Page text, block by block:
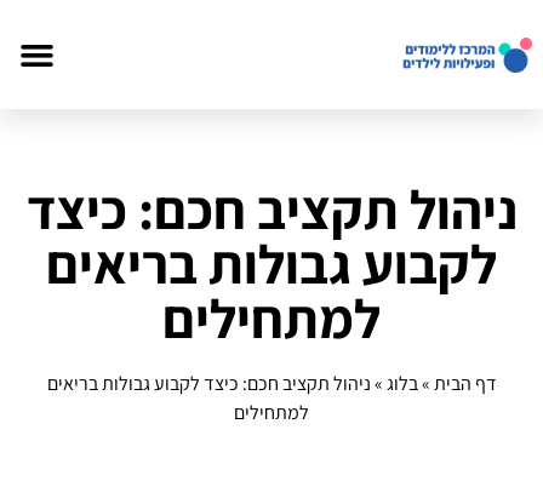
ניהול תקציב חכם: כיצד
לקבוע גבולות בריאים
למתחילים
דף הבית»בלוג»ניהול תקציב חכם: כיצד לקבוע גבולות בריאים
למתחילים